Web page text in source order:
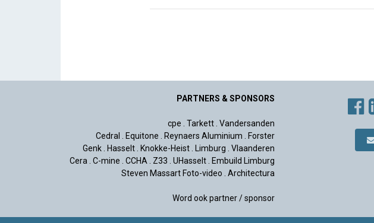
PARTNERS & SPONSORS
cpe Tarkett Vandersanden
Cedral
Equitone Reynaers Aluminium
Forster
Genk
Hasselt Knokke-Heist Limburg
Vlaanderen
Cera
C-mine CCHA Z33 UHasselt
Embuild Limburg
Steven Massart Foto-video
Architectura
Word ook partner / sponsor